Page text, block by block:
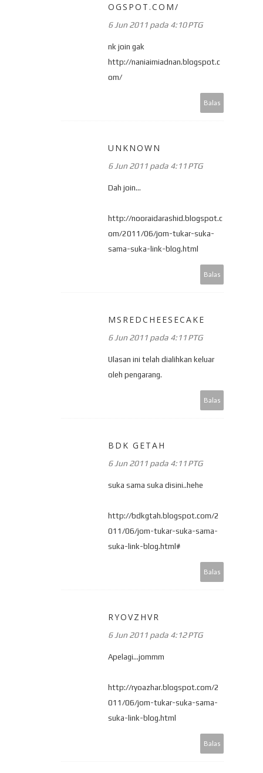
OGSPOT.COM/
6 Jun 2011 pada 4:10 PTG
nk join gak
http://naniaimiadnan.blogspot.c
om/
Balas
UNKNOWN
6 Jun 2011 pada 4:11 PTG
Dah join...
http://nooraidarashid.blogspot.c
om/2011/06/jom-tukar-suka-
sama-suka-link-blog.html
Balas
MSREDCHEESECAKE
6 Jun 2011 pada 4:11 PTG
Ulasan ini telah dialihkan keluar
oleh pengarang.
Balas
BDK GETAH
6 Jun 2011 pada 4:11 PTG
suka sama suka disini..hehe
http://bdkgtah.blogspot.com/2
011/06/jom-tukar-suka-sama-
suka-link-blog.html#
Balas
RYOVZHVR
6 Jun 2011 pada 4:12 PTG
Apelagi...jommm
http://ryoazhar.blogspot.com/2
011/06/jom-tukar-suka-sama-
suka-link-blog.html
Balas